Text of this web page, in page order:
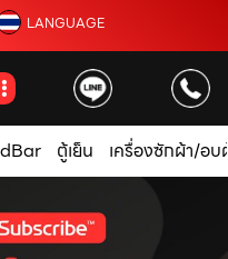
LANGUAGE
ตู้เย็น เครื่องซักผ้า/อบ